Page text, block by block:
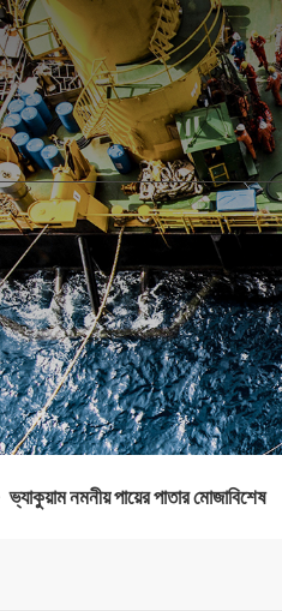
ভ্যাকুয়াম নমনীয় পায়ের পাতার মোজাবিশেষ